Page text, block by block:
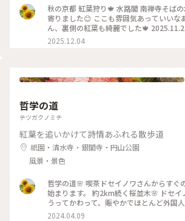
した。 #開運旅#京都#南禅寺#水路閣#琵
秋の京都 紅葉狩り🍁 水路閣 南禅寺そば
寄りました😊 ここも雰囲気あっていいな
ん、裏側の紅葉も綺麗でした🍁 2025.11.24 #水路閣 #紅葉
葉狩り #京都 #ことりっぷ #秋の装い
2025.12.04
哲学の道
テツガクノミチ
紅葉を追いかけて詩情あふれる散歩道
祇園・清水寺・銀閣寺・円山公園
風景・景色
哲学の道🌸 喫茶ドセイノワさんからすぐ
始まります。 約2km続く桜並木🌸 ドセイ
うってかわって、賑やかでほとんど外国
ているのに異国を旅行しているような気
2024.04.09